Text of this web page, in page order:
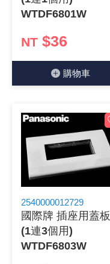
WTDF6801W
NT $36
購物⾞
2540000012729
國際牌 插座用蓋板
(1連3個用)
WTDF6803W